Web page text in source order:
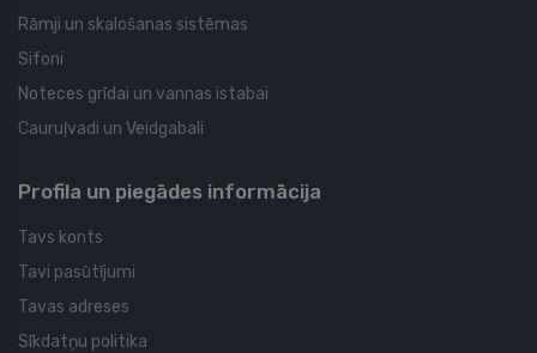
Rāmji un skalošanas sistēmas
Sifoni
Noteces grīdai un vannas istabai
Cauruļvadi un Veidgabali
Profila un piegādes informācija
Tavs konts
Tavi pasūtījumi
Tavas adreses
Sīkdatņu politika